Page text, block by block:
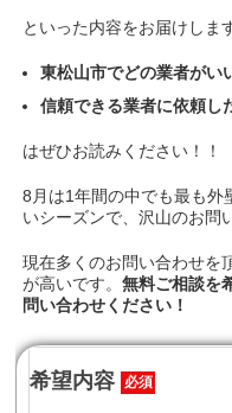
といった内容をお届けしま
東松山市でどの業者がい
信頼できる業者に依頼し
はぜひお読みください！！
8月は1年間の中でも最も外
いシーズンで、沢山のお問
現在多くのお問い合わせを
が高いです。無料ご相談を
問い合わせください！
希望内容 必須